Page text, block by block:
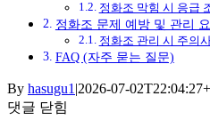
정화조 막힘 시 응급
정화조 문제 예방 및 관리
정화조 관리 시 주의
FAQ (자주 묻는 질문)
By hasugu1 |2026-07-
댓글 닫힘